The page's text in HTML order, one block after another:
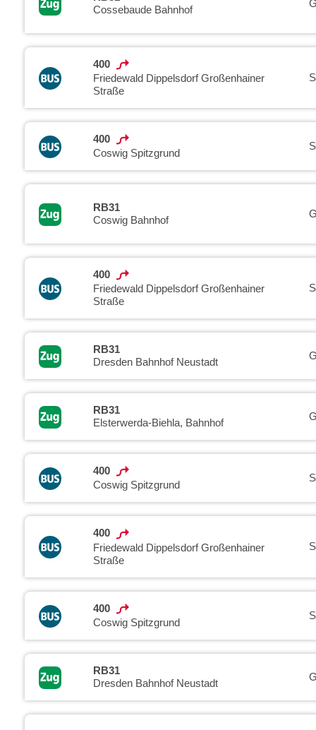
Cossebaude Bahnhof
400
Friedewald Dippelsdorf Großenhainer
Straße
400
Coswig Spitzgrund
RB31
Coswig Bahnhof
400
Friedewald Dippelsdorf Großenhainer
Straße
RB31
Dresden Bahnhof Neustadt
RB31
Elsterwerda-Biehla, Bahnhof
400
Coswig Spitzgrund
400
Friedewald Dippelsdorf Großenhainer
Straße
400
Coswig Spitzgrund
RB31
Dresden Bahnhof Neustadt